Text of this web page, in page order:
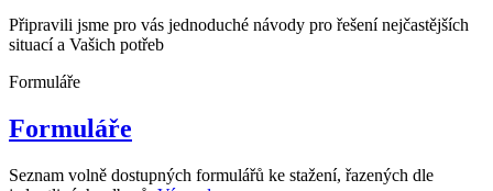
Připravili jsme pro vás jednoduché návody pro řešení nejčastějších
situací a Vašich potřeb
Formuláře
Formuláře
Seznam volně dostupných formulářů ke stažení, řazených dle